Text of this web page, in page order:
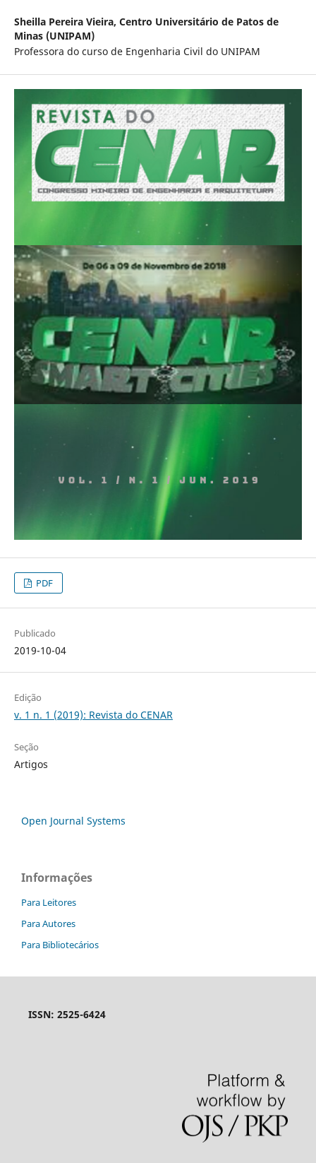
Sheilla Pereira Vieira, Centro Universitário de Patos de
Minas (UNIPAM)
Professora do curso de Engenharia Civil do UNIPAM
PDF
Publicado
2019-10-04
Edição
v. 1 n. 1 (2019): Revista do CENAR
Seção
Artigos
Open Journal Systems
Informações
Para Leitores
Para Autores
Para Bibliotecários
ISSN: 2525-6424